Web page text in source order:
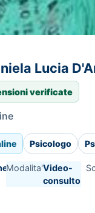
Lucia
verificate
Psicologo
Modalita'Video-
consulto